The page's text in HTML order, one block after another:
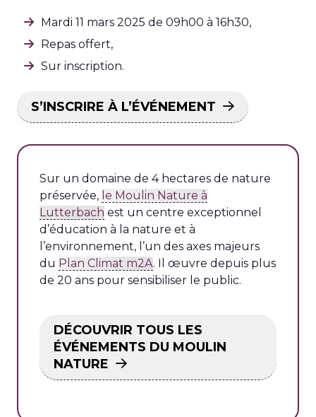
Mardi 11 mars 2025 de 09h00 à 16h30,
Repas offert,
Sur inscription.
S’INSCRIRE À L’ÉVÉNEMENT
Sur un domaine de 4 hectares de nature
préservée, le Moulin Nature à
Lutterbach est un centre exceptionnel
d’éducation à la nature et à
l’environnement, l’un des axes majeurs
du Plan Climat m2A. Il œuvre depuis plus
de 20 ans pour sensibiliser le public.
DÉCOUVRIR TOUS LES
ÉVÉNEMENTS DU MOULIN
NATURE